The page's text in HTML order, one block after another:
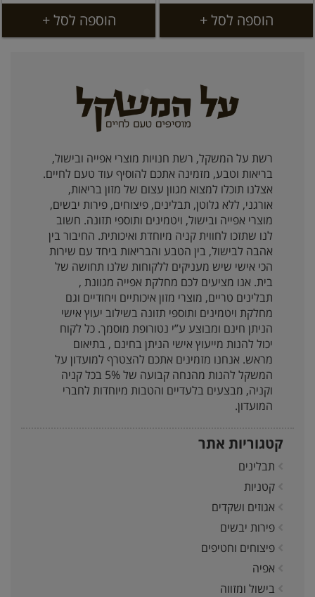
הוספה לסל + הוספה לסל +
רשת על המשקל, רשת חנויות מוצרי אפייה ובישול,
בריאות וטבע, מזמינה אתכם להוסיף עוד טעם לחיים.
אצלנו תוכלו למצוא מגוון עצום של מזון בריאות,
אורגני, ללא גלוטן, תבלינים, פיצוחים, פירות יבשים,
מוצרי אפייה ובישול, ויטמינים ותוספי תזונה. חשוב
לנו שתזכו לחווית קניה מיוחדת ואיכותית. החיבור בין
אהבה לבישול, בין הטבע והבריאות ביחד עם שירות
הכי אישי שיש מעניקים ללקוחות שלנו תחושה של
בית. אנו מציעים לכם מחלקת אפייה מגוונת ,
תבלינים טריים, מוצרי מזון איכותיים ויחודיים וגם
מחלקת ויטמינים ותוספי תזונה בשילוב יעוץ אישי
הניתן חינם ומבוצע ע”י נטורופת מוסמך. כל לקוח
יכול להנות מייעוץ אישי הניתן בחינם , בתיאום
מראש. אנחנו מזמינים אתכם להצטרף למועדון על
המשקל להנות מהנחה קבועה של 5% בכל קניה
וקניה, מבצעים בלעדיים והטבות מיוחדות לחברי
המועדון.
קטגוריות אתר
תבלינים
קטניות
אגוזים ושקדים
פירות יבשים
פיצוחים וחטיפים
אפיה
בישול ומזווה